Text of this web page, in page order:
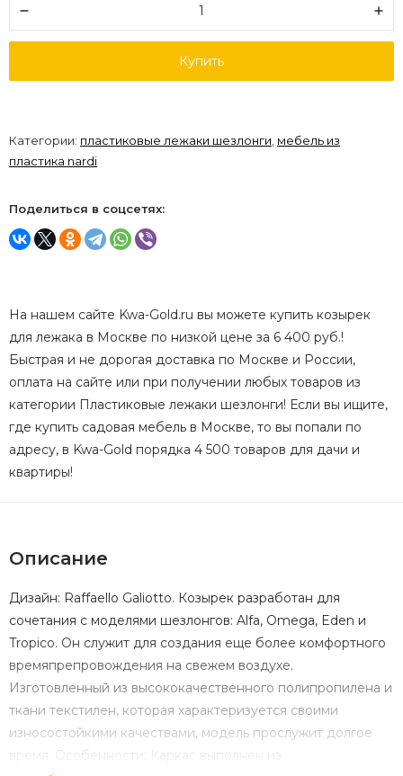
Купить
Категории: пластиковые лежаки шезлонги, мебель из
пластика nardi
Поделиться в соцсетях:
На нашем сайте Kwa-Gold.ru вы можете купить козырек
для лежака в Москве по низкой цене за 6 400 руб.!
Быстрая и не дорогая доставка по Москве и России,
оплата на сайте или при получении любых товаров из
категории Пластиковые лежаки шезлонги! Если вы ищите,
где купить садовая мебель в Москве, то вы попали по
адресу, в Kwa-Gold порядка 4 500 товаров для дачи и
квартиры!
Описание
Дизайн: Raffaello Galiotto. Козырек разработан для
сочетания с моделями шезлонгов: Alfa, Omega, Eden и
Tropico. Он служит для создания еще более комфортного
времяпрепровождения на свежем воздухе.
Изготовленный из высококачественного полипропилена и
ткани текстилен, которая характеризуется своими
износостойкими качествами, модель прослужит долгое
время. Особенности: Каркас выполнен из